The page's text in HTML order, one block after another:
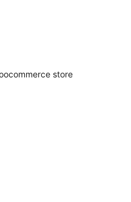
store